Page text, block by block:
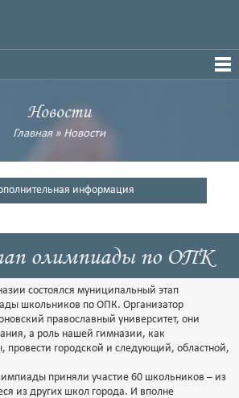
Новости
Главная» Новости
информация
олимпиады по ОПК
состоялся муниципальный этап
школьников по ОПК. Организатор
православный университет, они
а роль нашей гимназии, как
городской и следующий, областной,
приняли участие 60 школьников – из
из других школ города. И вполне